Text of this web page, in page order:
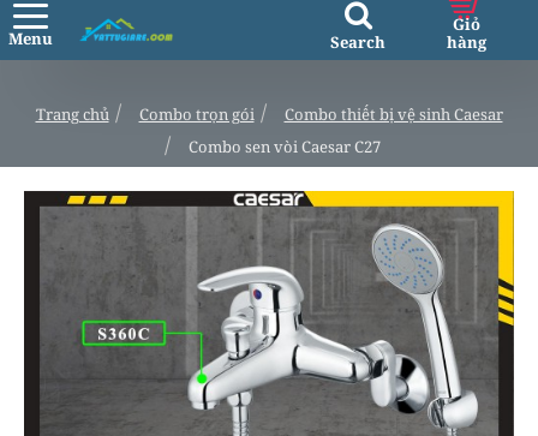
Trang chủh
Combo trọn gói
Combo thiết bị vệ sinh Caesar
Combo sen vòi Caesar C27